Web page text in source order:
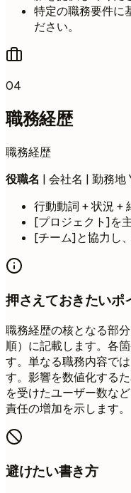
特定の職務要件に
ださい。
04
職務経歴
職務経歴
役職名 | 会社名 | 勤務地
行動動詞 + 状況 +
[プロジェクト]を
[チーム]と協力し
押さえておきたいポ
職務経歴の核となる部
順）に記載します。各
す。単なる職務内容で
す。影響を数値化する
を受けたユーザー数な
責任の増加を示します。
避けたい書き方